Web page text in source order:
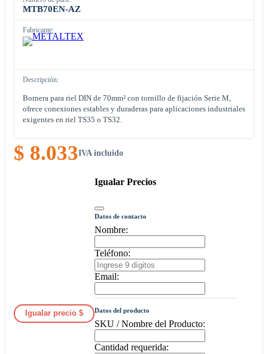
MTB70EN-AZ
Fabricante:
Descripción:
Bornera para riel DIN de 70mm² con tornillo de fijación Serie M,
ofrece conexiones estables y duraderas para aplicaciones industriales
exigentes en riel TS35 o TS32.
$ 8.033IVA incluido
Igualar precio $
Igualar Precios
Datos de contacto
Nombre:
Teléfono:
Email:
Datos del producto
SKU / Nombre del Producto:
Cantidad requerida: